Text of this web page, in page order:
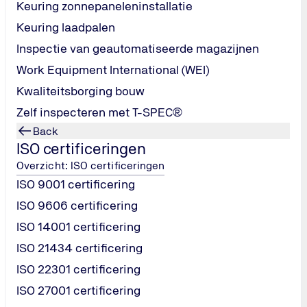
Keuring zonnepaneleninstallatie
Keuring laadpalen
Inspectie van geautomatiseerde magazijnen
Work Equipment International (WEI)
Kwaliteitsborging bouw
Zelf inspecteren met T-SPEC®
Back
ISO certificeringen
Overzicht: ISO certificeringen
ISO 9001 certificering
ISO 9606 certificering
ISO 14001 certificering
ISO 21434 certificering
ISO 22301 certificering
ISO 27001 certificering
werkplekken willen waarborgen
en bezoekers willen verminderen
(kwaliteit) of ISO 14001 (milieu)
en opvolger van OHSAS 18001. De norm helpt
sluit aan bij andere ISO-normen en maakt veilig werken
ingericht
(milieu) voor eenvoudige integratie